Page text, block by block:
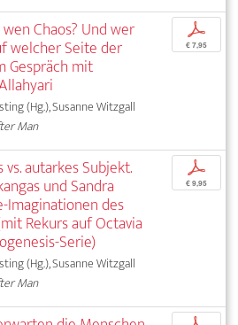
Chaos? Und wer
welcher Seite der
Gespräch mit
(Hg.), Susanne Witzgall
Man
p
€ 7,95
autarkes Subjekt.
und Sandra
Imaginationen des
Rekurs auf Octavia
Serie)
(Hg.), Susanne Witzgall
Man
p
€ 9,95